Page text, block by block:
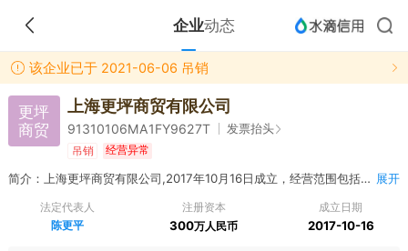
企业动态
该企业已于 2021-06-06 吊销
更坪
商贸
上海更坪商贸有限公司
91310106MA1FY9627T 发票抬头
吊销 经营异常
简介：上海更坪商贸有限公司,2017年10月16日成立，经营范围包括五金交电、建筑装潢材料、电线电缆、金属材料、电气设备、矿产品、服装鞋帽、橡塑制品、化工产品（除危险化学品、监控化学品、烟花爆竹、民用爆炸物品、易制毒化学品）销售，建筑装饰建设工程专项设计，市场营销策划销售。 【依法须经批准的项目，经相关部门批准后方可开展经营活动】 展开
法定代表人
陈更平
注册资本
300万人民币
成立日期
2017-10-16